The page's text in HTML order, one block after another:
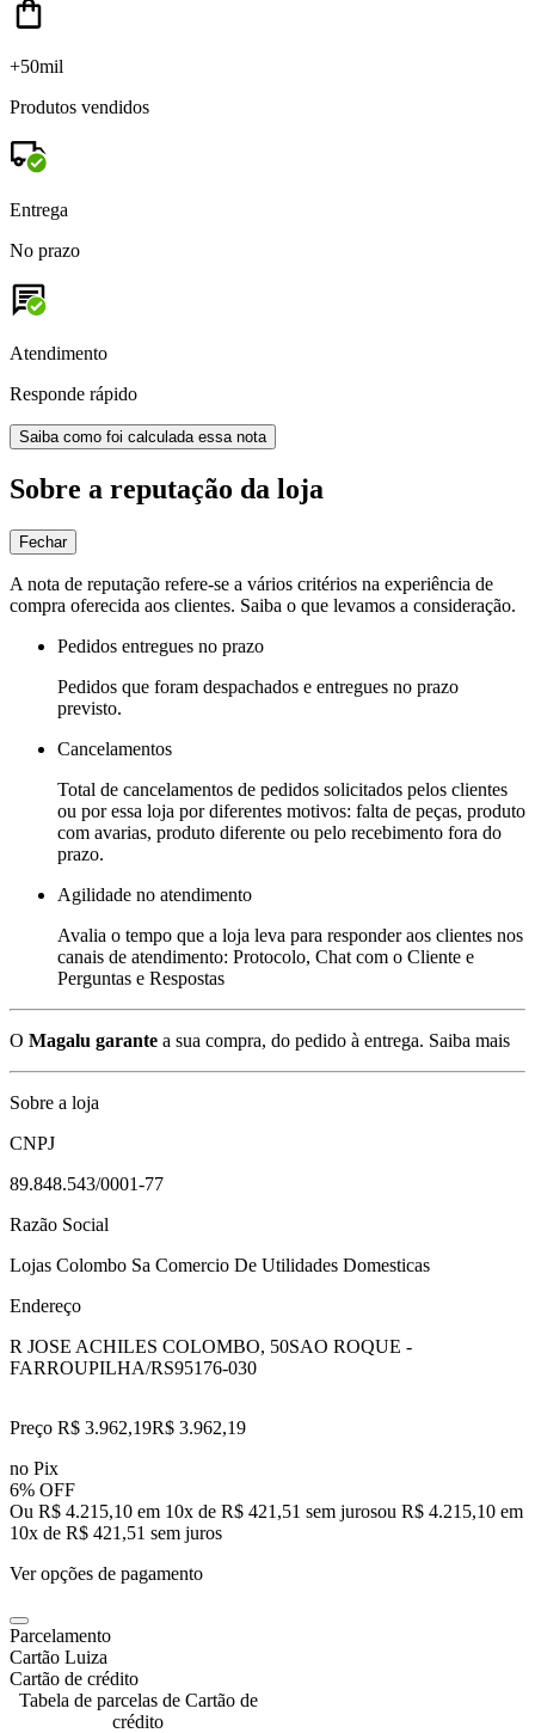
+50mil
Produtos vendidos
Entrega
No prazo
Atendimento
Responde rápido
Saiba como foi calculada essa nota
Sobre a reputação da loja
Fechar
A nota de reputação refere-se a vários critérios na experiência de
compra oferecida aos clientes. Saiba o que levamos a consideração.
Pedidos entregues no prazo
Pedidos que foram despachados e entregues no prazo
previsto.
Cancelamentos
Total de cancelamentos de pedidos solicitados pelos clientes
ou por essa loja por diferentes motivos: falta de peças, produto
com avarias, produto diferente ou pelo recebimento fora do
prazo.
Agilidade no atendimento
Avalia o tempo que a loja leva para responder aos clientes nos
canais de atendimento: Protocolo, Chat com o Cliente e
Perguntas e Respostas
O Magalu garante a sua compra, do pedido à entrega. Saiba mais
Sobre a loja
CNPJ
89.848.543/0001-77
Razão Social
Lojas Colombo Sa Comercio De Utilidades Domesticas
Endereço
R JOSE ACHILES COLOMBO, 50SAO ROQUE -
FARROUPILHA/RS95176-030
Preço R$ 3.962,19R$ 3.962,19
no Pix
6% OFF
Ou R$ 4.215,10 em 10x de R$ 421,51 sem jurosou R$ 4.215,10 em
10x de R$ 421,51 sem juros
Ver opções de pagamento
Parcelamento
Cartão Luiza
Cartão de crédito
Tabela de parcelas de Cartão de
crédito